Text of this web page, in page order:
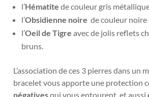
l’Hématite de couleur gris
l’Obsidienne noire de couleur noire
l’Oeil de Tigre avec de jolis reflets
bruns.
L’association de ces 3 pierres dans un
bracelet vous apporte une protection
négativesqui vous entourent, et aussi